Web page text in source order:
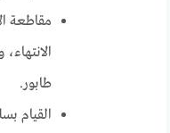
مقاطعة
طابور.
القيام